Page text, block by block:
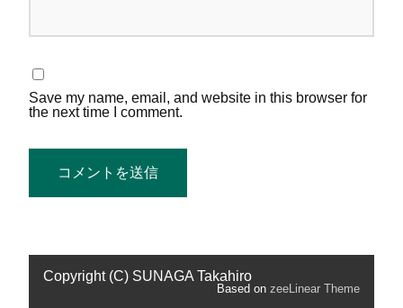
Save my name, email, and website in this browser for
the next time I comment.
Copyright (C) SUNAGA Takahiro
Based on zeeLinear Theme